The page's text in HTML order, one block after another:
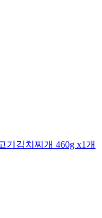
기김치찌개 460g x1개